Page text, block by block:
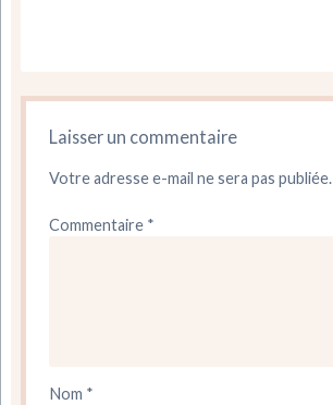
Laisser un commentaire
Votre adresse e-mail ne sera pas publiée.
Commentaire *
Nom *